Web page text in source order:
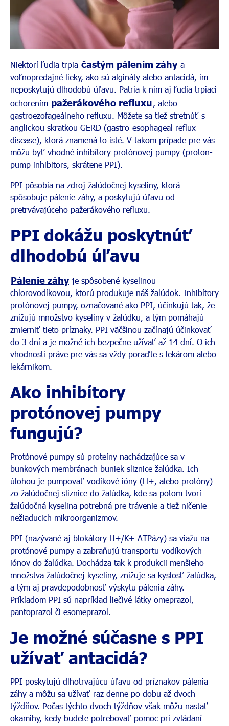
Niektorí ľudia trpia častým pálením záhy a
voľnopredajné lieky, ako sú algináty alebo antacidá, im
neposkytujú dlhodobú úľavu. Patria k nim aj ľudia trpiaci
ochorením pažerákového refluxu, alebo
gastroezofageálneho refluxu. Môžete sa tiež stretnúť s
anglickou skratkou GERD (gastro-esophageal reflux
disease), ktorá znamená to isté. V takom prípade pre vás
môžu byť vhodné inhibítory protónovej pumpy (proton-
pump inhibitors, skrátene PPI).
PPI pôsobia na zdroj žalúdočnej kyseliny, ktorá
spôsobuje pálenie záhy, a poskytujú úľavu od
pretrvávajúceho pažerákového refluxu.
PPI dokážu poskytnúť
dlhodobú úľavu
Pálenie záhy je spôsobené kyselinou
chlorovodíkovou, ktorú produkuje náš žalúdok. Inhibítory
protónovej pumpy, označované ako PPI, účinkujú tak, že
znižujú množstvo kyseliny v žalúdku, a tým pomáhajú
zmierniť tieto príznaky. PPI väčšinou začínajú účinkovať
do 3 dní a je možné ich bezpečne užívať až 14 dní. O ich
vhodnosti práve pre vás sa vždy poraďte s lekárom alebo
lekárnikom.
Ako inhibítory
protónovej pumpy
fungujú?
Protónové pumpy sú proteíny nachádzajúce sa v
bunkových membránach buniek sliznice žalúdka. Ich
úlohou je pumpovať vodíkové ióny (H+, alebo protóny)
zo žalúdočnej sliznice do žalúdka, kde sa potom tvorí
žalúdočná kyselina potrebná pre trávenie a tiež ničenie
nežiaducich mikroorganizmov.
PPI (nazývané aj blokátory H+/K+ ATPázy) sa viažu na
protónové pumpy a zabraňujú transportu vodíkových
iónov do žalúdka. Dochádza tak k produkcii menšieho
množstva žalúdočnej kyseliny, znižuje sa kyslosť žalúdka,
a tým aj pravdepodobnosť výskytu pálenia záhy.
Príkladom PPI sú napríklad liečivé látky omeprazol,
pantoprazol či esomeprazol.
Je možné súčasne s PPI
užívať antacidá?
PPI poskytujú dlhotrvajúcu úľavu od príznakov pálenia
záhy a môžu sa užívať raz denne po dobu až dvoch
týždňov. Počas týchto dvoch týždňov však môžu nastať
okamihy, kedy budete potrebovať pomoc pri zvládaní